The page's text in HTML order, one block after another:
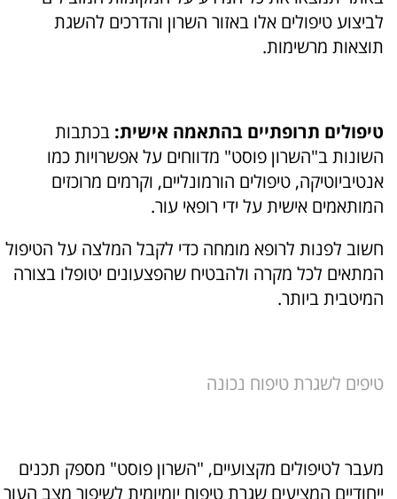
לביצוע טיפולים אלו באזור השרון והדרכים להשגת
תוצאות מרשימות.
טיפולים תרופתיים בהתאמה אישית: בכתבות
השונות ב"השרון פוסט" מדווחים על אפשרויות כמו
אנטיביוטיקה, טיפולים הורמונליים, וקרמים מרוכזים
המותאמים אישית על ידי רופאי עור.
חשוב לפנות לרופא מומחה כדי לקבל המלצה על הטיפול
המתאים לכל מקרה ולהבטיח שהפצעונים יטופלו בצורה
המיטבית ביותר.
טיפים לשגרת טיפוח נכונה
מעבר לטיפולים מקצועיים, "השרון פוסט" מספק תכנים
ייחודיים המציעים שגרת טיפוח יומיומית לשיפור מצב העור